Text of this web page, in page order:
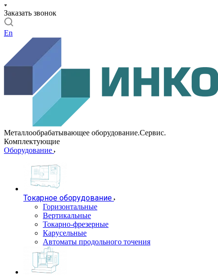
Заказать звонок
En
Металлообрабатывающее оборудование.Сервис.
Комплектующие
Оборудование
Токарное оборудование
Горизонтальные
Вертикальные
Токарно-фрезерные
Карусельные
Автоматы продольного точения